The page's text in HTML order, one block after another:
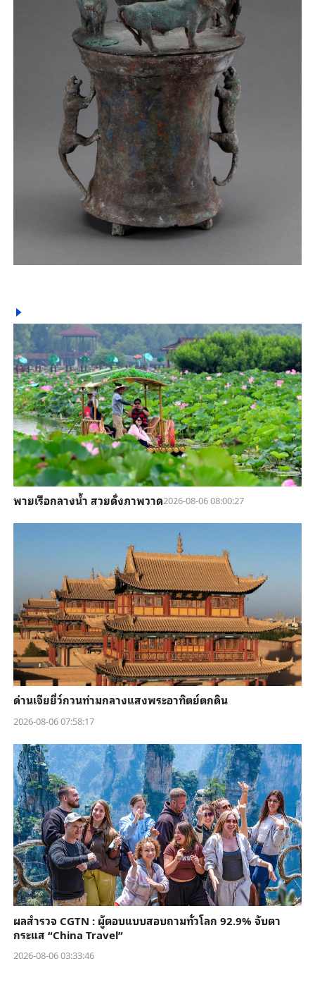
พายเรือกลางน้ำ สวยดั่งภาพวาด2026-08-06 08:00:27
ด่านเจียยี่ว์กวนท่ามกลางแสงพระอาทิตย์ตกดิน
2026-08-06 07:58:17
ผลสำรวจ CGTN : ผู้ตอบแบบสอบถามทั่วโลก 92.9% จับตา
กระแส “China Travel”
2026-08-06 03:33:46